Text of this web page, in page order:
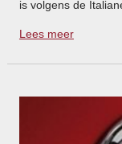
is volgens de
consumenten’.
Lees meer